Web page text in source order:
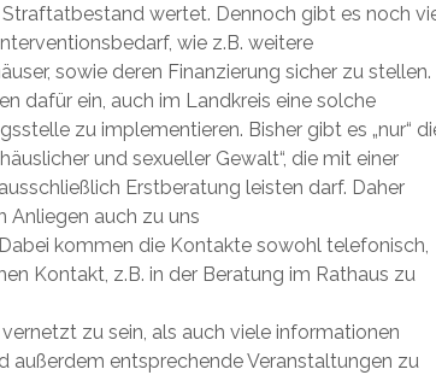
wertet. Dennoch gibt es noch
wie z.B. weitere
sowie deren Finanzierung sicher zu stellen.
dafür ein, auch im Landkreis eine solche
zu implementieren. Bisher gibt es „nur“
und sexueller Gewalt“, die mit einer
Erstberatung leisten darf. Daher
Anliegen auch zu uns
kommen die Kontakte sowohl telefonisch,
Kontakt, z.B. in der Beratung im Rathaus zu
zu sein, als auch viele informationen
außerdem entsprechende Veranstaltungen zu